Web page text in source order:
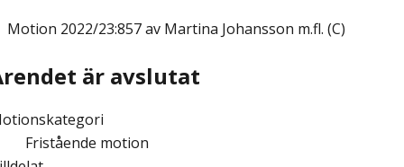
Motion 2022/23:857 av Martina Johansson m.fl. (C)
är avslutat
Fristående motion